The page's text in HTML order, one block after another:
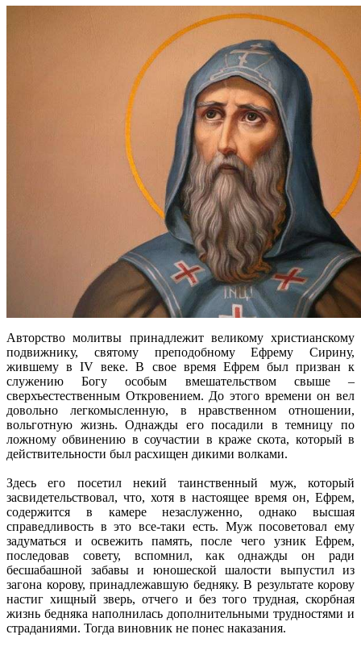
Авторство молитвы принадлежит великому христианскому
подвижнику, святому преподобному Ефрему Сирину,
жившему в IV веке. В свое время Ефрем был призван к
служению Богу особым вмешательством свыше –
сверхъестественным Откровением. До этого времени он вел
довольно легкомысленную, в нравственном отношении,
вольготную жизнь. Однажды его посадили в темницу по
ложному обвинению в соучастии в краже скота, который в
действительности был расхищен дикими волками.
Здесь его посетил некий таинственный муж, который
засвидетельствовал, что, хотя в настоящее время он, Ефрем,
содержится в камере незаслуженно, однако высшая
справедливость в это все-таки есть. Муж посоветовал ему
задуматься и освежить память, после чего узник Ефрем,
последовав совету, вспомнил, как однажды он ради
бесшабашной забавы и юношеской шалости выпустил из
загона корову, принадлежавшую бедняку. В результате корову
настиг хищный зверь, отчего и без того трудная, скорбная
жизнь бедняка наполнилась дополнительными трудностями и
страданиями. Тогда виновник не понес наказания.